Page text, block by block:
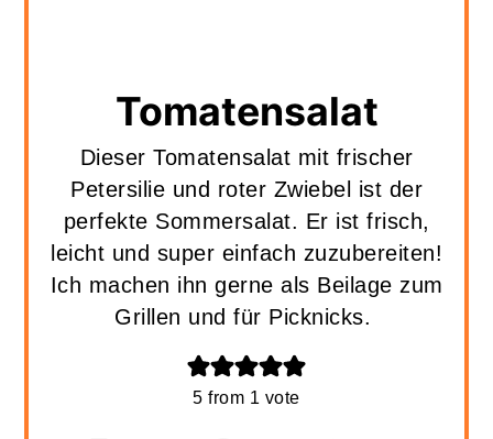
Tomatensalat
Dieser Tomatensalat mit frischer
Petersilie und roter Zwiebel ist der
perfekte Sommersalat. Er ist frisch,
leicht und super einfach zuzubereiten!
Ich machen ihn gerne als Beilage zum
Grillen und für Picknicks.
5 from 1 vote